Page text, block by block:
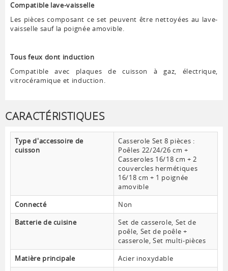
Compatible lave-vaisselle
Les pièces composant ce set peuvent être nettoyées au lave-
vaisselle sauf la poignée amovible.
Tous feux dont induction
Compatible avec plaques de cuisson à gaz, électrique,
vitrocéramique et induction.
CARACTÉRISTIQUES
Type d'accessoire de
cuisson
Casserole Set 8 pièces :
Poêles 22/24/26 cm +
Casseroles 16/18 cm + 2
couvercles hermétiques
16/18 cm + 1 poignée
amovible
Connecté
Non
Batterie de cuisine
Set de casserole, Set de
poêle, Set de poêle +
casserole, Set multi-pièces
Matière principale
Acier inoxydable